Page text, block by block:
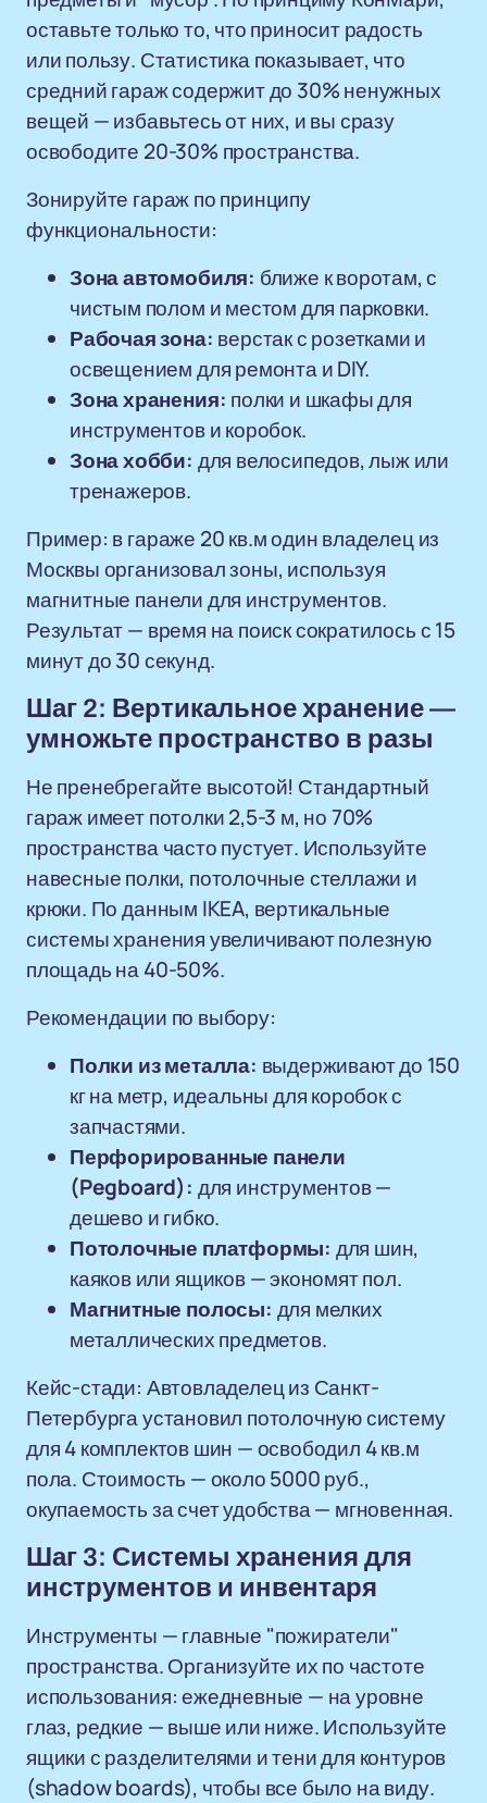
оставьте только то, что приносит радость
или пользу. Статистика показывает, что
средний гараж содержит до 30% ненужных
вещей — избавьтесь от них, и вы сразу
освободите 20-30% пространства.
Зонируйте гараж по принципу
функциональности:
Зона автомобиля: ближе к воротам, с
чистым полом и местом для парковки.
Рабочая зона: верстак с розетками и
освещением для ремонта и DIY.
Зона хранения: полки и шкафы для
инструментов и коробок.
Зона хобби: для велосипедов, лыж или
тренажеров.
Пример: в гараже 20 кв.м один владелец из
Москвы организовал зоны, используя
магнитные панели для инструментов.
Результат — время на поиск сократилось с 15
минут до 30 секунд.
Шаг 2: Вертикальное хранение —
умножьте пространство в разы
Не пренебрегайте высотой! Стандартный
гараж имеет потолки 2,5-3 м, но 70%
пространства часто пустует. Используйте
навесные полки, потолочные стеллажи и
крюки. По данным IKEA, вертикальные
системы хранения увеличивают полезную
площадь на 40-50%.
Рекомендации по выбору:
Полки из металла: выдерживают до 150
кг на метр, идеальны для коробок с
запчастями.
Перфорированные панели
(Pegboard): для инструментов —
дешево и гибко.
Потолочные платформы: для шин,
каяков или ящиков — экономят пол.
Магнитные полосы: для мелких
металлических предметов.
Кейс-стади: Автовладелец из Санкт-
Петербурга установил потолочную систему
для 4 комплектов шин — освободил 4 кв.м
пола. Стоимость — около 5000 руб.,
окупаемость за счет удобства — мгновенная.
Шаг 3: Системы хранения для
инструментов и инвентаря
Инструменты — главные "пожиратели"
пространства. Организуйте их по частоте
использования: ежедневные — на уровне
глаз, редкие — выше или ниже. Используйте
ящики с разделителями и тени для контуров
(shadow boards), чтобы все было на виду.